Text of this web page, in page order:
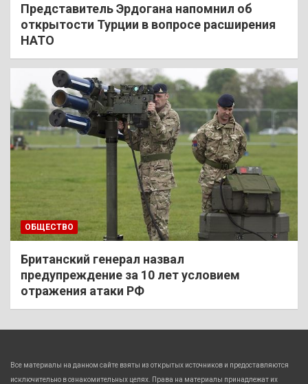
Представитель Эрдогана напомнил об
открытости Турции в вопросе расширения
НАТО
ОБЩЕСТВО
Британский генерал назвал
предупреждение за 10 лет условием
отражения атаки РФ
Все материалы на данном сайте взяты из открытых источников и предоставляются
исключительно в ознакомительных целях. Права на материалы принадлежат их